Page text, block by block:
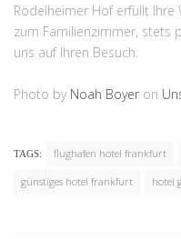
Rödelheimer Hof erfüllt Ihre
zum Familienzimmer, stets
uns auf Ihren Besuch.
Photo by Noah Boyer on
TAGS: flughafen hotel frankfurt
günstiges hotel frankfurt hotel